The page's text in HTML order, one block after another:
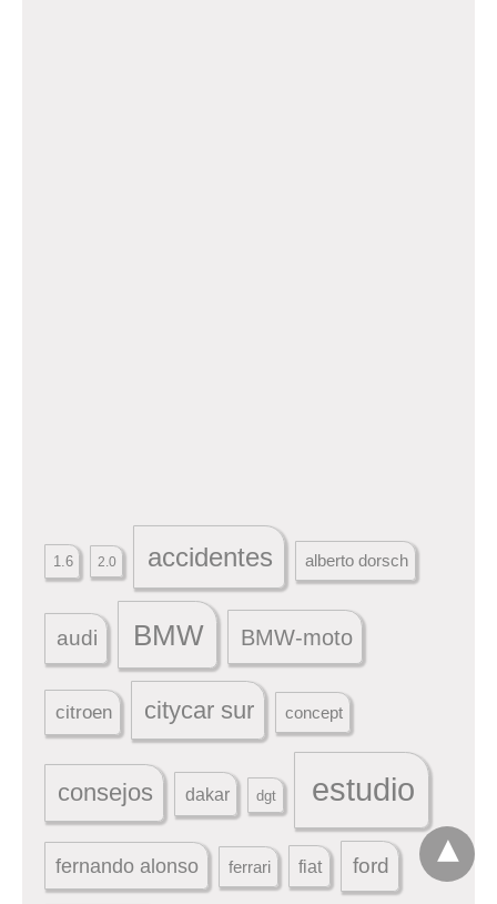
1.6 2.0 accidentes alberto dorsch
audi BMW BMW-moto
citroen citycar sur concept
consejos dakar dgt estudio
fernando alonso ferrari fiat ford